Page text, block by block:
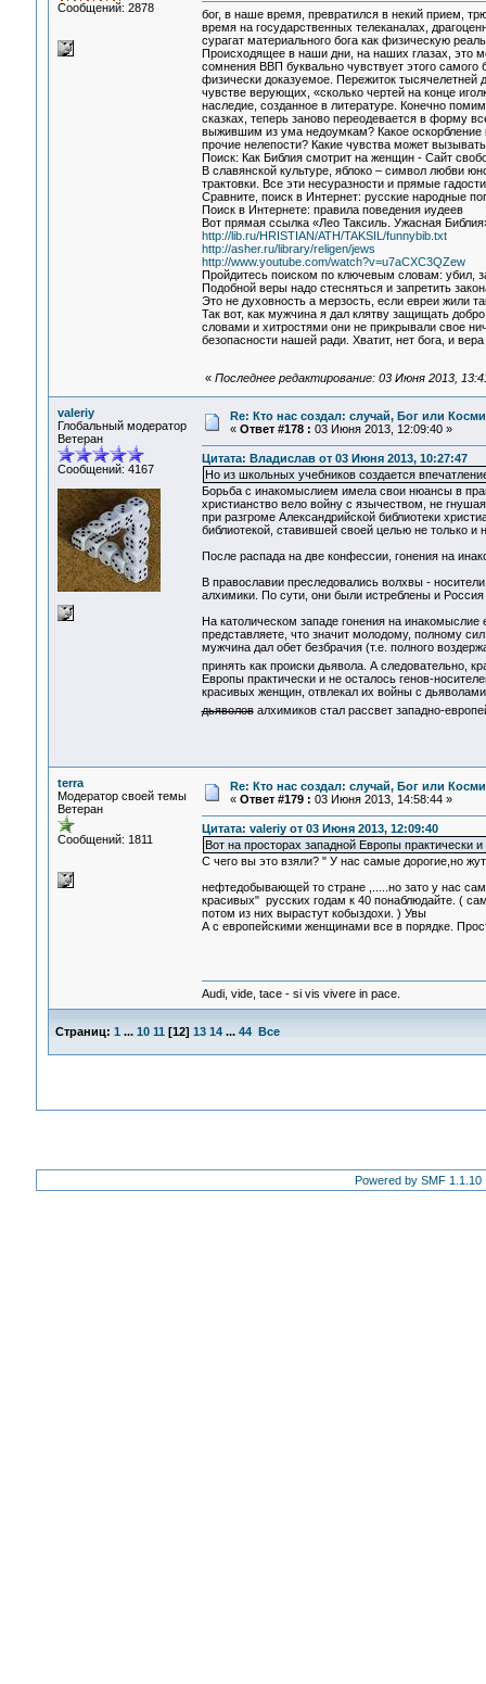
Сообщений: 2878
бог, в наше время, превратился в некий прием,
время на государственных телеканалах,
сурагат материального бога как физическую
Происходящее в наши дни, на наших глазах, это
сомнения ВВП буквально чувствует этого самого
физически доказуемое. Пережиток тысячелетней
чувстве верующих, «сколько чертей на конце
наследие, созданное в литературе. Конечно
сказках, теперь заново переодевается в форму
выжившим из ума недоумкам? Какое оскорбление
прочие нелепости? Какие чувства может
Поиск: Как Библия смотрит на женщин - Сайт
В славянской культуре, яблоко – символ любви
трактовки. Все эти несуразности и прямые
Сравните, поиск в Интернет: русские народные
Поиск в Интернете: правила поведения иудеев
Вот прямая ссылка «Лео Таксиль. Ужасная
http://lib.ru/HRISTIAN/ATH/TAKSIL/funnybib.txt
http://asher.ru/library/religen/jews
http://www.youtube.com/watch?v=u7aCXC3QZew
Пройдитесь поиском по ключевым словам: убил,
Подобной веры надо стесняться и запретить
Это не духовность а мерзость, если евреи жили
Так вот, как мужчина я дал клятву защищать
словами и хитростями они не прикрывали свое
безопасности нашей ради. Хватит, нет бога, и
« Последнее редактирование: 03 Июня 2013,
valeriy
Глобальный модератор
Ветеран
Сообщений: 4167
Re: Кто нас создал: случай, Бог или
« Ответ #178 : 03 Июня 2013, 12:09:40 »
Цитата: Владислав от 03 Июня 2013, 10:27:47
Но из школьных учебников создается
Борьба с инакомыслием имела свои нюансы в
христианство вело войну с язычеством, не
при разгроме Александрийской библиотеки
библиотекой, ставившей своей целью не только
После распада на две конфессии, гонения на
В православии преследовались волхвы -
алхимики. По сути, они были истреблены и
На католическом западе гонения на
представляете, что значит молодому, полному
мужчина дал обет безбрачия (т.е. полного
принять как происки дьявола. А следовательно,
Европы практически и не осталось генов-
красивых женщин, отвлекал их войны с
дьяволовалхимиков стал рассвет западно-
terra
Модератор своей темы
Ветеран
Сообщений: 1811
Re: Кто нас создал: случай, Бог или
« Ответ #179 : 03 Июня 2013, 14:58:44 »
Цитата: valeriy от 03 Июня 2013, 12:09:40
Вот на просторах западной Европы практически
С чего вы это взяли? " У нас самые дорогие,но
нефтедобывающей то стране ,.....но зато у нас
красивых" русских годам к 40 понаблюдайте. (
потом из них вырастут кобыздохи. ) Увы
А с европейскими женщинами все в порядке.
Audi, vide, tace - si vis vivere in pace.
Страниц: 1 ... 10 11 [12] 13 14 ... 44 Все
Powered by SMF 1.1.10